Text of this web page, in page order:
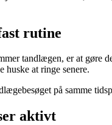
rutine
tandlægen, er at
huske at ringe senere.
på samme
aktivt